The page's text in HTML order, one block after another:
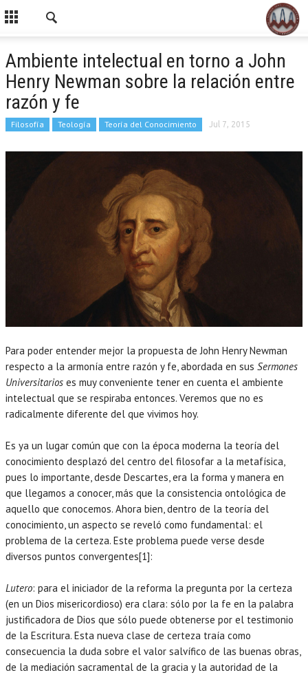
Ambiente intelectual en torno a John
Henry Newman sobre la relación entre
razón y fe
Filosofía Teología Teoría del Conocimiento Jul 7, 2015
Para poder entender mejor la propuesta de John Henry Newman
respecto a la armonía entre razón y fe, abordada en sus Sermones
Universitarios es muy conveniente tener en cuenta el ambiente
intelectual que se respiraba entonces. Veremos que no es
radicalmente diferente del que vivimos hoy.
Es ya un lugar común que con la época moderna la teoría del
conocimiento desplazó del centro del filosofar a la metafísica,
pues lo importante, desde Descartes, era la forma y manera en
que llegamos a conocer, más que la consistencia ontológica de
aquello que conocemos. Ahora bien, dentro de la teoría del
conocimiento, un aspecto se reveló como fundamental: el
problema de la certeza. Este problema puede verse desde
diversos puntos convergentes[1]:
Lutero: para el iniciador de la reforma la pregunta por la certeza
(en un Dios misericordioso) era clara: sólo por la fe en la palabra
justificadora de Dios que sólo puede obtenerse por el testimonio
de la Escritura. Esta nueva clase de certeza traía como
consecuencia la duda sobre el valor salvífico de las buenas obras,
de la mediación sacramental de la gracia y la autoridad de la